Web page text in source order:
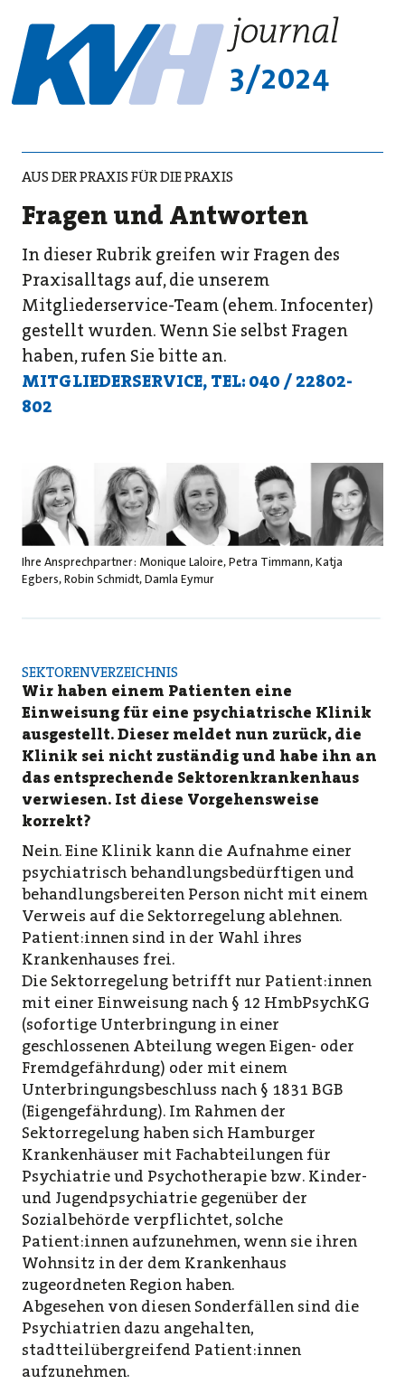
3/2024
Fragen und Antworten
AUS DER PRAXIS FÜR DIE PRAXIS
In dieser Rubrik greifen wir Fragen des
Praxisalltags auf, die unserem
Mitgliederservice-Team (ehem. Infocenter)
gestellt wurden. Wenn Sie selbst Fragen
haben, rufen Sie bitte an.
MITGLIEDERSERVICE, TEL: 040 / 22802-
802
Ihre Ansprechpartner: Monique Laloire, Petra Timmann, Katja
Egbers, Robin Schmidt, Damla Eymur
SEKTORENVERZEICHNIS
Wir haben einem Patienten eine
Einweisung für eine psychiatrische Klinik
ausgestellt. Dieser meldet nun zurück, die
Klinik sei nicht zuständig und habe ihn an
das entsprechende Sektorenkrankenhaus
verwiesen. Ist diese Vorgehensweise
korrekt?
Nein. Eine Klinik kann die Aufnahme einer
psychiatrisch behandlungsbedürftigen und
behandlungsbereiten Person nicht mit einem
Verweis auf die Sektorregelung ablehnen.
Patient:innen sind in der Wahl ihres
Krankenhauses frei.
Die Sektorregelung betrifft nur Patient:innen
mit einer Einweisung nach § 12 HmbPsychKG
(sofortige Unterbringung in einer
geschlossenen Abteilung wegen Eigen- oder
Fremdgefährdung) oder mit einem
Unterbringungsbeschluss nach § 1831 BGB
(Eigengefährdung). Im Rahmen der
Sektorregelung haben sich Hamburger
Krankenhäuser mit Fachabteilungen für
Psychiatrie und Psychotherapie bzw. Kinder-
und Jugendpsychiatrie gegenüber der
Sozialbehörde verpflichtet, solche
Patient:innen aufzunehmen, wenn sie ihren
Wohnsitz in der dem Krankenhaus
zugeordneten Region haben.
Abgesehen von diesen Sonderfällen sind die
Psychiatrien dazu angehalten,
stadtteilübergreifend Patient:innen
aufzunehmen.